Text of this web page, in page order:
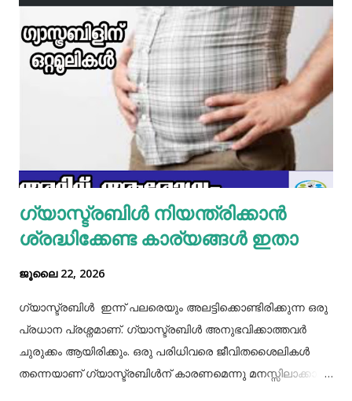
ഇതിൽ പൊടികളെല്ലാം ചേർത്ത് ചൂടാക്കിയശേഷം വേവിച്ച്
മാറ്റിവച്ച ചിക്കൻ ചേർത്ത് ഒന്ന് ഇളകിയെടുക്കാം. ഇനി ഒരു
മിക്സിയുടെ ജാറിലേക്ക് മുട്ട, മൈദ, വെള്ളം പാകത്തിന് ഉപ്പ്
എന്നിവ ചേർത്ത് നന്നായിട്ട് അടിച്ചെടുക്കാം. ഇനി ഒരു പാനിൽ
മാവൊഴിച്ചു ദോശ ചുട്ടെടുക്കാം. ഇനി ഒരു പാത്രത്തിൽ മുട്ട
പൊട്ടിച്ച് ഒഴിക്കാം കൂടെത്തന്നെ പാൽ, കുരുമുളകുപൊടി, ഉപ്പ്,
മല്ലിയില എന്നിവ ചേർത്തൊരു മിക്സ്‌ തയാറാക്കാം. ഇനി
ഒരു പാനിൽ കുറച്ച് നെയ്യ് തടവിയ ശേഷം അതിൽ തയാ...
ഗ്യാസ്ട്രബിൾ നിയന്ത്രിക്കാൻ
ശ്രദ്ധിക്കേണ്ട കാര്യങ്ങൾ ഇതാ
ജൂലൈ 22, 2026
ഗ്യാസ്ട്രബിൾ ഇന്ന് പലരെയും അലട്ടിക്കൊണ്ടിരിക്കുന്ന ഒരു
പ്രധാന പ്രശ്നമാണ്. ഗ്യാസ്ട്രബിൾ അനുഭവിക്കാത്തവർ
ചുരുക്കം ആയിരിക്കും. ഒരു പരിധിവരെ ജീവിതശൈലികൾ
തന്നെയാണ് ഗ്യാസ്ട്രബിൾന് കാരണമെന്നു മനസ്സിലാക്കാം.